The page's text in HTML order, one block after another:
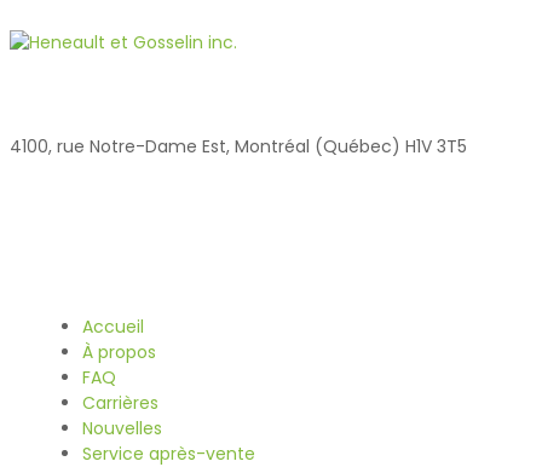
4100, rue Notre-Dame Est, Montréal (Québec) H1V 3T5
Accueil
À propos
FAQ
Carrières
Nouvelles
Service après-vente